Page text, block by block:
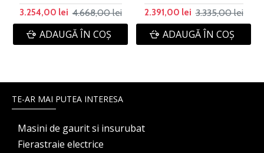
3.254,00 lei 4.668,00 lei
ADAUGĂ ÎN COŞ
2.391,00 lei 3.335,00 lei
ADAUGĂ ÎN COŞ
TE-AR MAI PUTEA INTERESA
Masini de gaurit si insurubat
Fierastraie electrice